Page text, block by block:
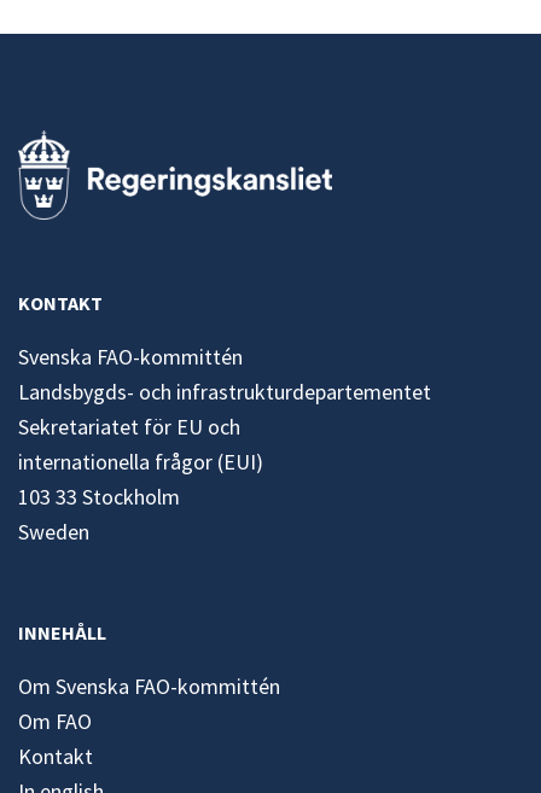
KONTAKT
Svenska FAO-kommittén
Landsbygds- och infrastrukturdepartementet
Sekretariatet för EU och
internationella frågor (EUI)
103 33 Stockholm
Sweden
INNEHÅLL
Om Svenska FAO-kommittén
Om FAO
Kontakt